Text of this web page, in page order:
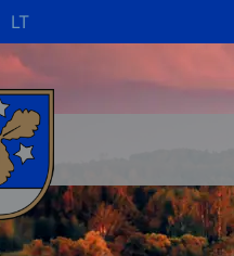
LT